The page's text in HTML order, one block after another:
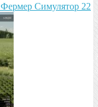
Симулятор 22